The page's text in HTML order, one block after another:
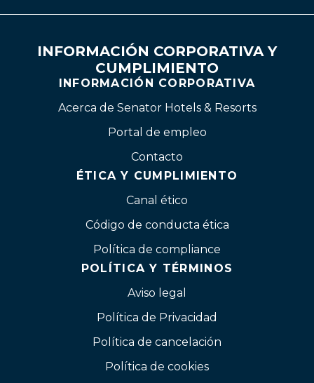
INFORMACIÓN CORPORATIVA Y
CUMPLIMIENTO
INFORMACIÓN CORPORATIVA
Acerca de Senator Hotels & Resorts
Portal de empleo
Contacto
ÉTICA Y CUMPLIMIENTO
Canal ético
Código de conducta ética
Política de compliance
POLÍTICA Y TÉRMINOS
Aviso legal
Política de Privacidad
Política de cancelación
Política de cookies